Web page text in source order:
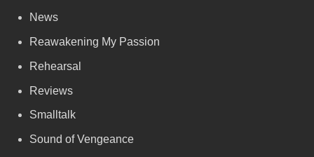
News
Reawakening My Passion
Rehearsal
Reviews
Smalltalk
Sound of Vengeance